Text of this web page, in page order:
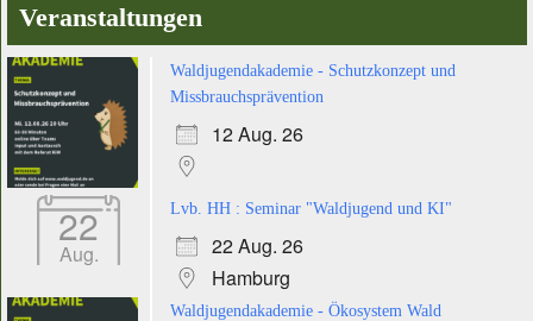
Veranstaltungen
Waldjugendakademie - Schutzkonzept und
Missbrauchsprävention
12 Aug. 26
22
Aug.
Lvb. HH : Seminar "Waldjugend und KI"
22 Aug. 26
Hamburg
Waldjugendakademie - Ökosystem Wald